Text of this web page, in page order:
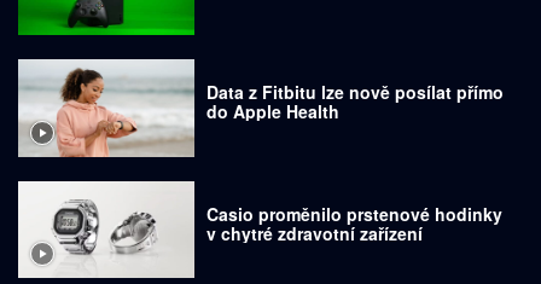
Data z Fitbitu lze nově posílat přímo
do Apple Health
Casio proměnilo prstenové hodinky
v chytré zdravotní zařízení